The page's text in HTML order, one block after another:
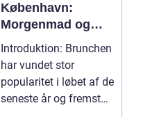
København:
Morgenmad og
frokost i perfekt
harmoni
Introduktion: Brunchen
har vundet stor
popularitet i løbet af de
seneste år og fremstår